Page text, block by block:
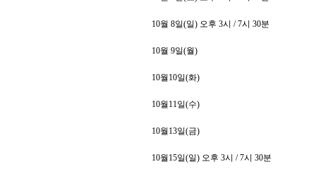
10월 8일(일) 오후 3시 / 7시 30분
10월 9일(월)
10월 10일(화)
10월 11일(수)
10월 13일(금)
10월 15일(일) 오후 3시 / 7시 30분